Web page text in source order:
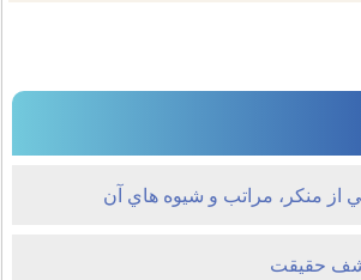
از منكر، مراتب و شيوه هاي آن
حقیقت